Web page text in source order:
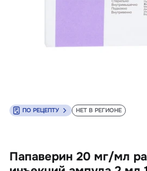
Папаверин 20 мг/мл
ПО РЕЦЕПТУ НЕТ В РЕГИОНЕ